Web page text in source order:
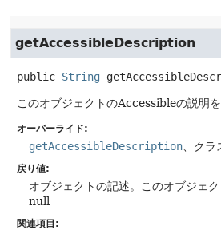
getAccessibleDescription
public String
このオブジェクトのAccessibleの説明を
オーバーライド:
getAccessibleDescription 、クラ
戻り値:
オブジェクトの記述。このオブジェ
null
関連項目: